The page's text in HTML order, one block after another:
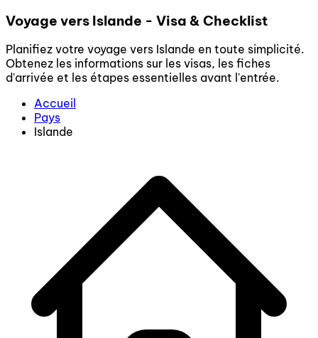
Voyage vers Islande - Visa & Checklist
Planifiez votre voyage vers Islande en toute simplicité.
Obtenez les informations sur les visas, les fiches
d'arrivée et les étapes essentielles avant l'entrée.
Accueil
Pays
Islande